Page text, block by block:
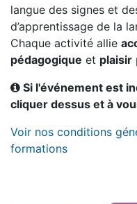
langue des signes et
d’apprentissage de la
Chaque activité allie
pédagogique et plaisir
Si l'événement est
cliquer dessus et à
Voir nos conditions
formations